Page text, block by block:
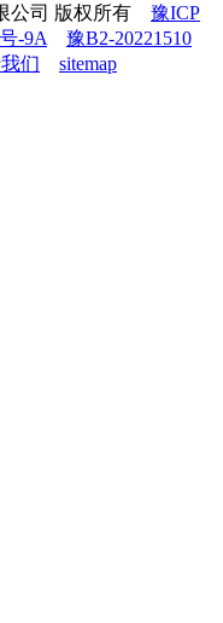
公司 版权所有 豫ICP
-9A
豫B2-20221510
们 sitemap